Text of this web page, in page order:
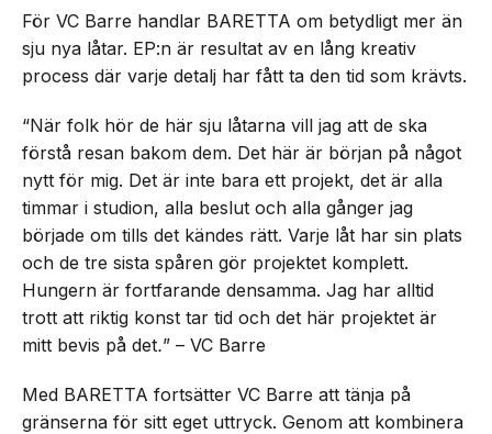
För VC Barre handlar BARETTA om betydligt mer än
sju nya låtar. EP:n är resultat av en lång kreativ
process där varje detalj har fått ta den tid som krävts.
“När folk hör de här sju låtarna vill jag att de ska
förstå resan bakom dem. Det här är början på något
nytt för mig. Det är inte bara ett projekt, det är alla
timmar i studion, alla beslut och alla gånger jag
började om tills det kändes rätt. Varje låt har sin plats
och de tre sista spåren gör projektet komplett.
Hungern är fortfarande densamma. Jag har alltid
trott att riktig konst tar tid och det här projektet är
mitt bevis på det.” – VC Barre
Med BARETTA fortsätter VC Barre att tänja på
gränserna för sitt eget uttryck. Genom att kombinera